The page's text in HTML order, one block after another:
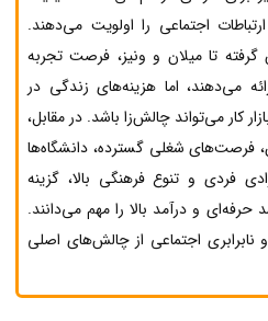
اجتماعی را اولویت می‌دهند.
گرفته تا میلان و ونیز، فرصت تجربه
می‌دهند، اما هزینه‌های زندگی در
کار می‌تواند چالش‌زا باشد. در مقابل،
فرصت‌های شغلی گسترده، دانشگاه‌ها
فردی و تنوع فرهنگی بالا، گزینه
و درآمد بالا را مهم می‌دانند.
نابرابری اجتماعی از چالش‌های اصلی